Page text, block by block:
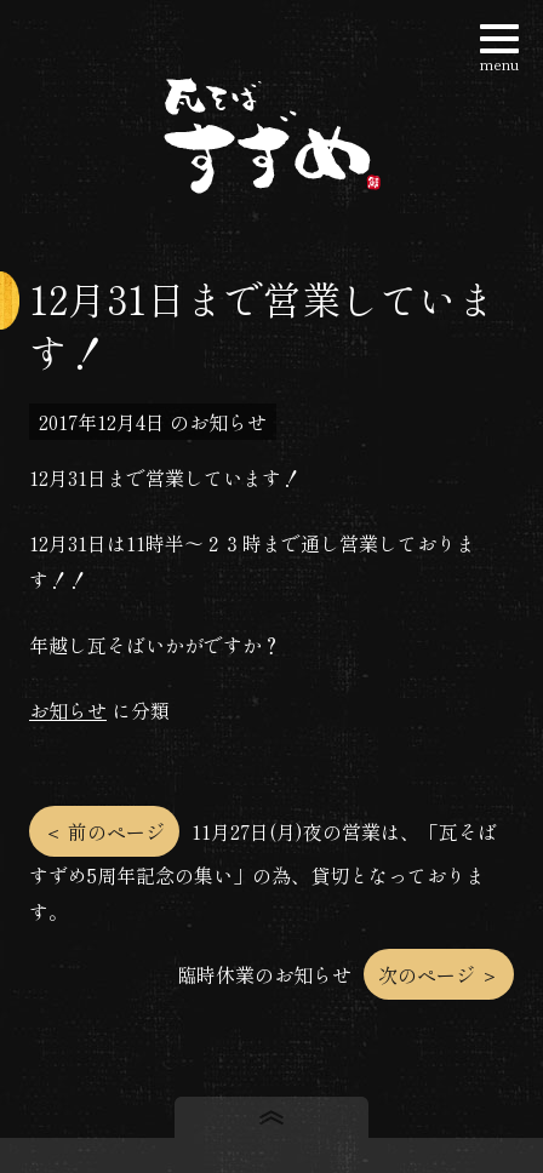
キ
ッ
瓦そばすずめ | 大阪 menu
12月31日まで営業していま
す！
2017年12月4日 のお知らせ
12月31日まで営業しています！
12月31日は11時半〜２３時まで通し営業しておりま
す！！
年越し瓦そばいかがですか？
お知らせ に分類
投
稿
ー
＜ 前のページ
11月27日(月)夜の営業は、「瓦そば
すずめ5周年記念の集い」の為、貸切となっておりま
す。
臨時休業のお知らせ 次のページ ＞